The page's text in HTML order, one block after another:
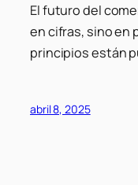
El futuro del
en cifras, sino en
principios están
abril 8, 2025